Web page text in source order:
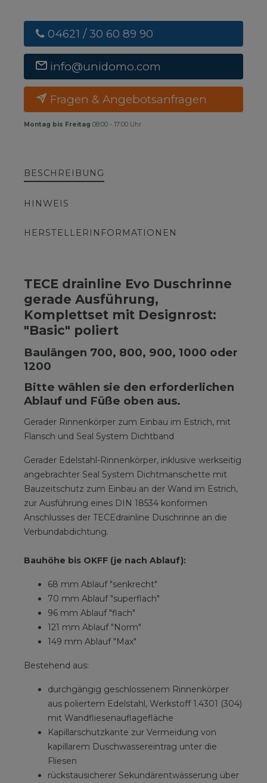
04621 / 30 60 89 90
info@unidomo.com
Fragen & Angebotsanfragen
Montag bis Freitag 08:00 - 17:00 Uhr
BESCHREIBUNG
HINWEIS
HERSTELLERINFORMATIONEN
TECE drainline Evo Duschrinne
gerade Ausführung,
Komplettset mit Designrost:
"Basic" poliert
Baulängen 700, 800, 900, 1000 oder
1200
Bitte wählen sie den erforderlichen
Ablauf und Füße oben aus.
Gerader Rinnenkörper zum Einbau im Estrich, mit
Flansch und Seal System Dichtband
Gerader Edelstahl-Rinnenkörper, inklusive werkseitig
angebrachter Seal System Dichtmanschette mit
Bauzeitschutz zum Einbau an der Wand im Estrich,
zur Ausführung eines DIN 18534 konformen
Anschlusses der TECEdrainline Duschrinne an die
Verbundabdichtung.
Bauhöhe bis OKFF (je nach Ablauf):
68 mm Ablauf "senkrecht"
70 mm Ablauf "superflach"
96 mm Ablauf "flach"
121 mm Ablauf "Norm"
149 mm Ablauf "Max"
Bestehend aus:
durchgängig geschlossenem Rinnenkörper
aus poliertem Edelstahl, Werkstoff 1.4301 (304)
mit Wandfliesenauflagefläche
Kapillarschutzkante zur Vermeidung von
kapillarem Duschwassereintrag unter die
Fliesen
rückstausicherer Sekundärentwässerung über